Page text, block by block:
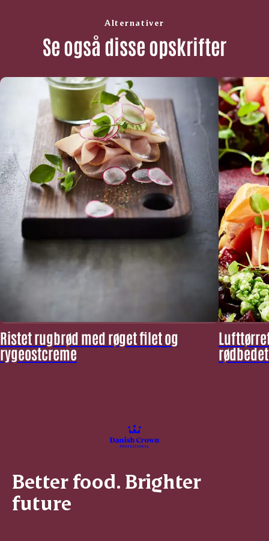
Alternativer
Se også disse opskrifter
Ristet rugbrød med røget filet og
rygeostcreme
Better food. Brighter
future